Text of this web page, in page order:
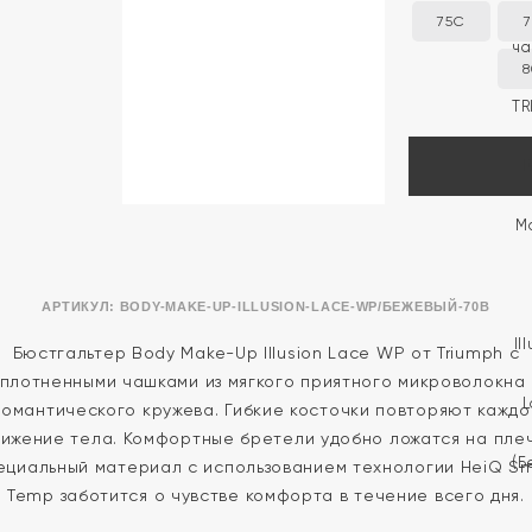
АРТИКУЛ: BODY-MAKE-UP-ILLUSION-LACE-WP/БЕЖЕВЫЙ-70B
75C
Бюстгальтер Body Make-Up Illusion Lace WP от Triumph с
чашками из мягкого приятного микроволокна
кружева. Гибкие косточки повторяют
тела. Комфортные бретели удобно ложатся на
материал с использованием технологии HeiQ
Temp заботится о чувстве комфорта в течение всего дня.